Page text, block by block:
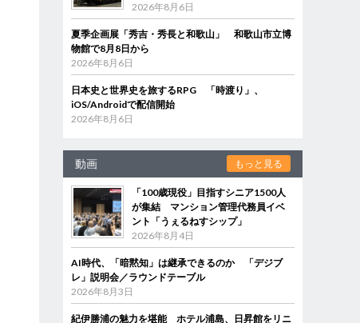
2026年8月6日
夏季企画展「秀吉・秀長と和歌山」 和歌山市立博
物館で8月8日から
2026年8月6日
日本史と世界史を旅するRPG 「時渡り」、
iOS/Androidで配信開始
2026年8月6日
動画 もっと見る
「100歳現役」目指すシニア1500人
が集結 マンション管理代務員イベ
ント「うぇるねすシップ」
2026年8月4日
AI時代、「暗黙知」は継承できるのか 「デジブ
レ」説明会／ラウンドテーブル
2026年8月3日
紀伊勝浦の魅力を堪能 ホテル浦島、日昇館をリニ